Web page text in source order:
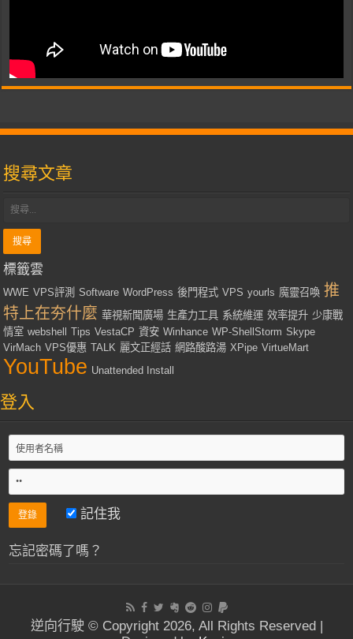
搜尋文章
標籤雲
WWE VPS評測 Software WordPress 後門程式 VPS yourls 魔靈召喚 推
特上在夯什麼 華視新聞廣場 生產力工具 系統維運 效率提升 少康戰
情室 webshell Tips VestaCP 資安 Winhance WP-ShellStorm Skype
VirMach VPS優惠 TALK 麗文正經話 網路酸路湯 XPipe VirtueMart
YouTube Unattended Install
登入
記住我
忘記密碼了嗎？
逆向行駛 © Copyright 2026, All Rights Reserved |